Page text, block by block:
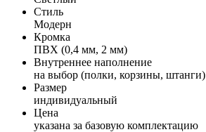
Стиль
Модерн
Кромка
ПВХ (0,4 мм, 2 мм)
Внутреннее наполнение
на выбор (полки, корзины, штанги)
Размер
индивидуальный
Цена
указана за базовую комплектацию